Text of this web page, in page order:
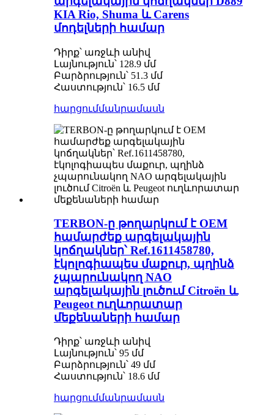
KIA Rio, Shuma և Carens
մոդելների համար
Դիրք՝ առջևի անիվ
Լայնություն՝ 128.9 մմ
Բարձրություն՝ 51.3 մմ
Հաստություն՝ 16.5 մմ
հարցումմանրամասն
TERBON-ը թողարկում է OEM
համարժեք արգելակային
կոճղակներ՝ Ref.1611458780,
էկոլոգիապես մաքուր, պղինձ
չպարունակող NAO
արգելակային լուծում Citroën և
Peugeot ուղևորատար
մեքենաների համար
Դիրք՝ առջևի անիվ
Լայնություն՝ 95 մմ
Բարձրություն՝ 49 մմ
Հաստություն՝ 18.6 մմ
հարցումմանրամասն